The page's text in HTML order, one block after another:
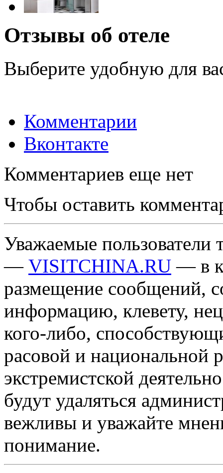
Отзывы об отеле
Выберите удобную для
Комментарии
Вконтакте
Комментариев еще нет
Чтобы оставить
Уважаемые пользователи
— VISITCHINA.RU — в
размещение сообщений,
информацию, клевету,
кого-либо,
расовой и национальной
экстремистской
будут удаляться
вежливы и уважайте
понимание.